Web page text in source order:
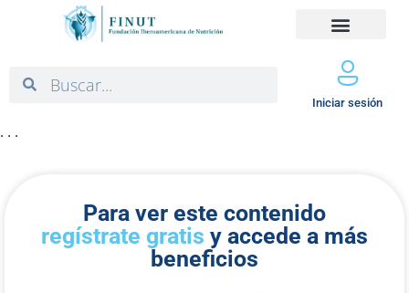
Iniciar sesión
. . .
Para ver este contenido
regístrate gratis y accede a más
beneficios